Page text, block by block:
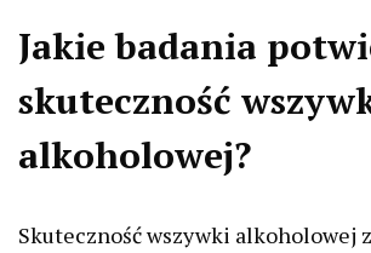
Jakie badania
skuteczność
alkoholowej?
Skuteczność wszywki alkoholowej